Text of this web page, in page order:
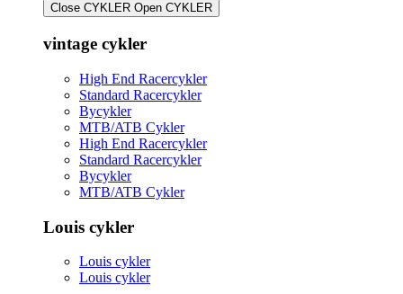
Close CYKLER Open CYKLER
vintage cykler
High End Racercykler
Standard Racercykler
Bycykler
MTB/ATB Cykler
High End Racercykler
Standard Racercykler
Bycykler
MTB/ATB Cykler
Louis cykler
Louis cykler
Louis cykler